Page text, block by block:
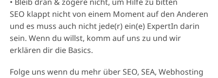
SEO klappt nicht von einem Moment auf den Anderen
und es muss auch nicht jede(r) ein(e) ExpertIn darin
sein. Wenn du willst, komm auf uns zu und wir
erklären dir die Basics.
Folge uns wenn du mehr über SEO, SEA, Webhosting